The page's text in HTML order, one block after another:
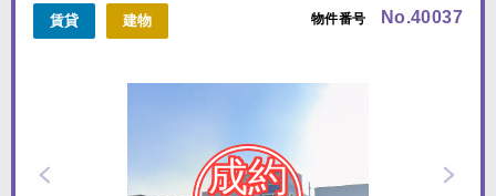
賃貸 建物 物件番号 No.40037